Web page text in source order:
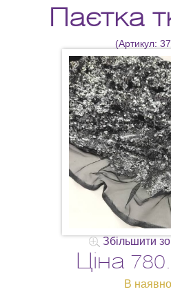
Паєтка
(Артикул:
Збільшити
Ціна
В